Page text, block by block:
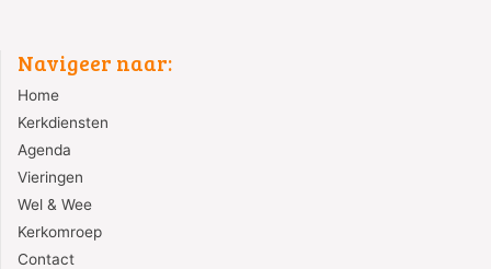
Navigeer naar:
Home
Kerkdiensten
Agenda
Vieringen
Wel & Wee
Kerkomroep
Contact